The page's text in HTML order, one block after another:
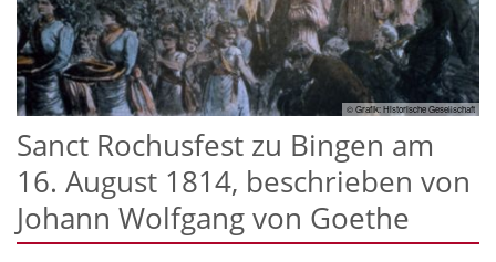
© Grafik: Historische Gesellschaft
Sanct Rochusfest zu Bingen am
16. August 1814, beschrieben von
Johann Wolfgang von Goethe